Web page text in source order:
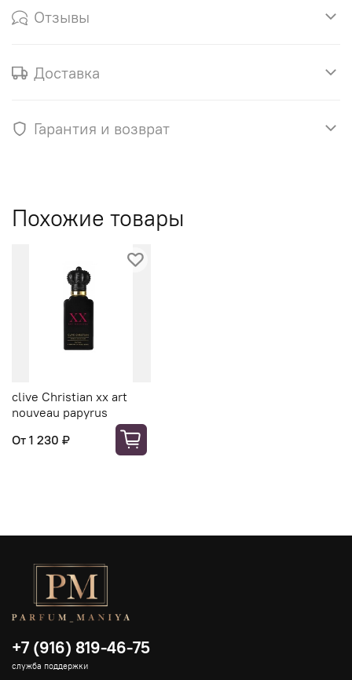
Отзывы
Доставка
Гарантия и возврат
Похожие товары
‭clive Christian xx art
nouveau papyrus
От 1 230 ₽
+7 (916) 819-46-75
служба поддержки